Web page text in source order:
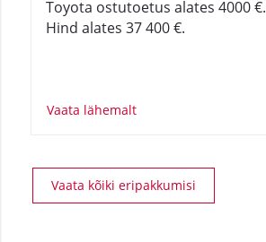
Toyota ostutoetus alates 4000 €.
Hind alates 37 400 €.
Vaata lähemalt
Vaata kõiki eripakkumisi